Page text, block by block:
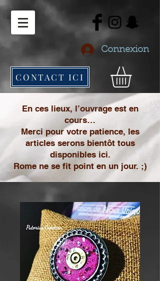
Connexion
CONTACT ICI
En ces lieux, l’ouvrage est en
cours…
Merci pour votre patience, les
articles serons bientôt tous
disponibles ici.
Rome ne se fit point en un jour. ;)